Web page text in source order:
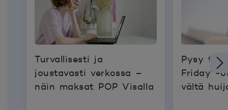
Turvallisesti ja
joustavasti verkossa –
näin maksat POP Visalla
Pysy
Friday -
vältä